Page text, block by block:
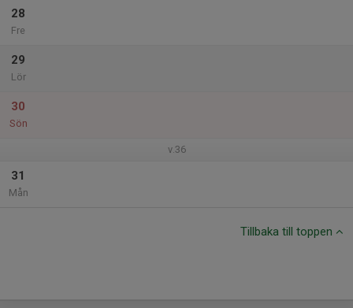
28
Fre
29
Lör
30
Sön
v.36
31
Mån
Tillbaka till toppen